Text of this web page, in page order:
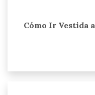
Cómo Ir Vestida